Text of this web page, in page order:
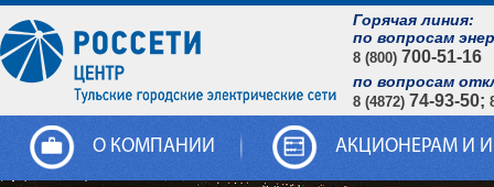
Горячая линия:
по вопросам
8 (800) 700-51-16
по вопросам
8 (4872) 74-93-50;
О КОМПАНИИ АКЦИОНЕРАМ И